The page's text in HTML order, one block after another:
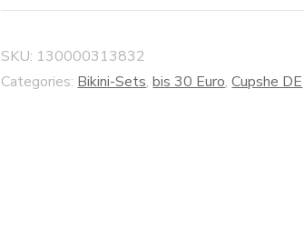
SKU: 130000313832
Categories: Bikini-Sets,bis 30 Euro,Cupshe DE